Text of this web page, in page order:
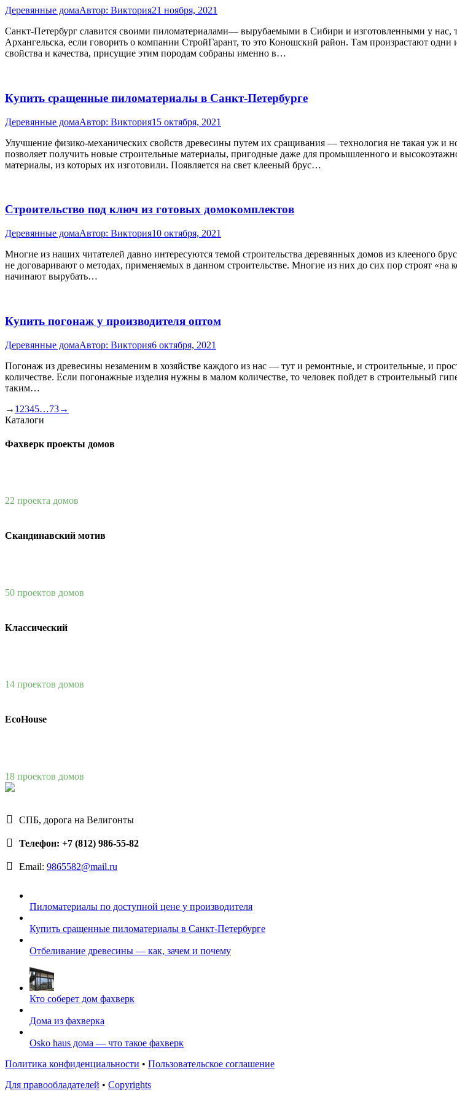
Деревянные домаАвтор: Виктория21 ноября, 2021
Санкт-Петербург славится своими пиломатериалами— вырубаемыми в Сибири и изготовленными у нас,
Архангельска, если говорить о компании СтройГарант, то это Коношский район. Там произрастают
свойства и качества, присущие этим породам собраны именно в…
Купить сращенные пиломатериалы в Санкт-Петербурге
Деревянные домаАвтор: Виктория15 октября, 2021
Улучшение физико-механических свойств древесины путем их сращивания — технология не такая уж и
позволяет получить новые строительные материалы, пригодные даже для промышленного и
материалы, из которых их изготовили. Появляется на свет клееный брус…
Строительство под ключ из готовых домокомплектов
Деревянные домаАвтор: Виктория10 октября, 2021
Многие из наших читателей давно интересуются темой строительства деревянных домов из клееного
не договаривают о методах, применяемых в данном строительстве. Многие из них до сих пор строят «на
начинают вырубать…
Купить погонаж у производителя оптом
Деревянные домаАвтор: Виктория6 октября, 2021
Погонаж из древесины незаменим в хозяйстве каждого из нас — тут и ремонтные, и строительные, и
количестве. Если погонажные изделия нужны в малом количестве, то человек пойдет в строительный
таким…
→ 1 2345…73→
Каталоги
Фахверк проекты домов
22 проекта домов
Скандинавский мотив
50 проектов домов
Классический
14 проектов домов
EcoHouse
18 проектов домов
СПБ, дорога на Велигонты
Телефон: +7 (812) 986-55-82
Email: 9865582@mail.ru
Пиломатериалы по доступной цене у производителя
Купить сращенные пиломатериалы в Санкт-Петербурге
Отбеливание древесины — как, зачем и почему
Кто соберет дом фахверк
Дома из фахверка
Osko haus дома — что такое фахверк
Политика конфиденциальности • Пользовательское соглашение
Для правообладателей • Copyrights